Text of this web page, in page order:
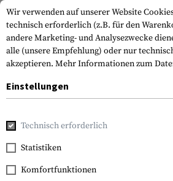
Home Waffenzubehör
Clawgear
M-LOK 7 Slot Rail
Wir verwenden auf unserer Website
technisch erforderlich (z.B. für den
andere Marketing- und Analysezwecke
alle (unsere Empfehlung) oder nur
akzeptieren. Mehr Informationen zum
Einstellungen
Technisch erforderlich
Statistiken
Komfortfunktionen